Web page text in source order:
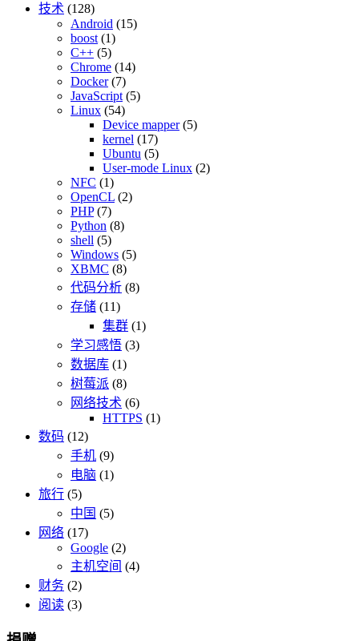
技术 (128)
Android (15)
boost (1)
C++ (5)
Chrome (14)
Docker(7)
JavaScript (5)
Linux (54)
Device mapper(5)
kernel (17)
Ubuntu (5)
User-mode Linux (2)
NFC (1)
OpenCL (2)
PHP(7)
Python (8)
shell (5)
Windows (5)
XBMC (8)
代码分析 (8)
存储 (11)
集群 (1)
学习感悟 (3)
数据库 (1)
树莓派 (8)
网络技术 (6)
HTTPS (1)
数码 (12)
手机 (9)
电脑 (1)
旅行 (5)
中国 (5)
网络 (17)
Google (2)
主机空间 (4)
财务 (2)
阅读 (3)